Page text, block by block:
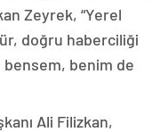
Zeyrek, “Yerel
doğru haberciliği
bensem, benim de
Ali Filizkan,